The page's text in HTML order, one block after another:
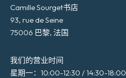
Camille Sourget书店
93, rue de Seine
75006 巴黎, 法国
我们的营业时间
星期一：10:00-12:30 / 14:30-18:00